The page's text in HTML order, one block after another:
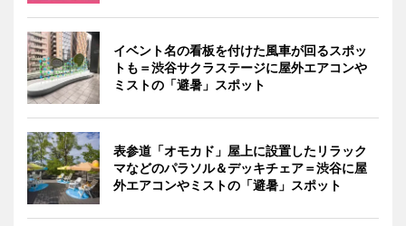
イベント名の看板を付けた風車が回るスポッ
トも＝渋谷サクラステージに屋外エアコンや
ミストの「避暑」スポット
表参道「オモカド」屋上に設置したリラック
マなどのパラソル＆デッキチェア＝渋谷に屋
外エアコンやミストの「避暑」スポット